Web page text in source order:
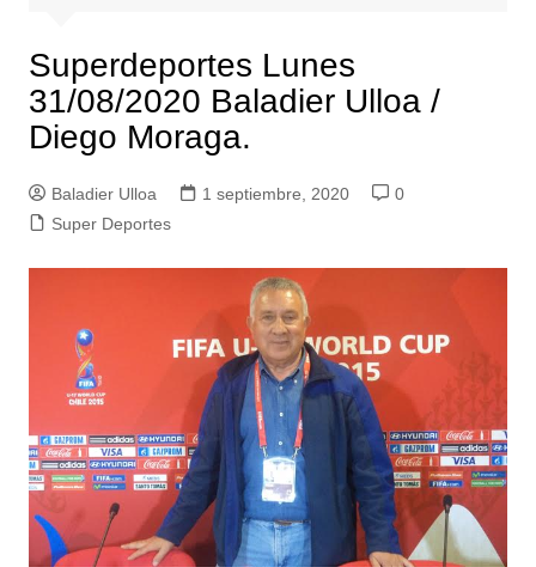
Superdeportes Lunes
31/08/2020 Baladier Ulloa /
Diego Moraga.
Baladier Ulloa 1 septiembre, 2020
0
Super Deportes